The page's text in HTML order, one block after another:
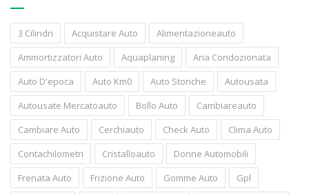
3 Cilindri Acquistare Auto
Alimentazioneauto
Ammortizzatori Auto
Aquaplaning
Aria Condozionata
Auto D'epoca
Auto Km0 Auto Storiche
Autousata
Autousate Mercatoauto
Bollo Auto
Cambiareauto
Cambiare Auto
Cerchiauto Check Auto
Clima Auto
Contachilometri
Cristalloauto
Donne Automobili
Frenata Auto
Frizione Auto Gomme Auto
Gpl